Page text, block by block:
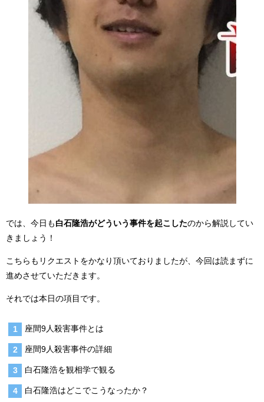
では、今日も 白石隆浩がどういう事件を起こしたのから解説してい
きましょう！
こちらもリクエストをかなり頂いておりましたが、今回は読まずに
進めさせていただきます。
それでは本日の項目です。
座間9人殺害事件とは
座間9人殺害事件の詳細
白石隆浩を観相学で観る
白石隆浩はどこでこうなったか？